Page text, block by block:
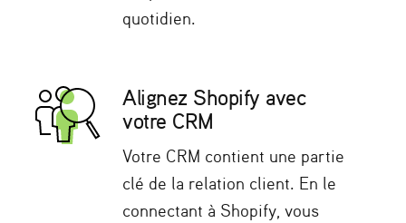
quotidien.
Alignez Shopify avec
votre CRM
Votre CRM contient une partie
clé de la relation client. En le
connectant à Shopify, vous